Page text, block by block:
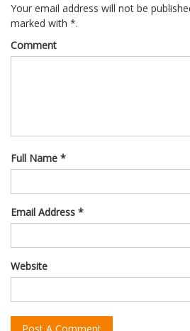
Your email address will not be
marked with *.
Comment
Full Name *
Email Address *
Website